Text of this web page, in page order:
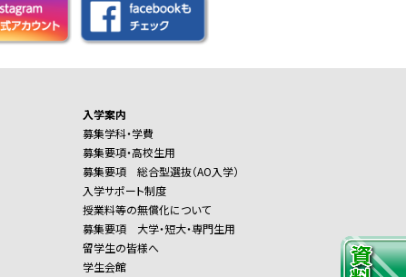
入学案内
募集学科・学費
募集要項・高校生用
募集要項 総合型選抜（AO入学）
入学サポート制度
授業料等の無償化について
募集要項 大学・短大・専門生用
留学生の皆様へ
学生会館